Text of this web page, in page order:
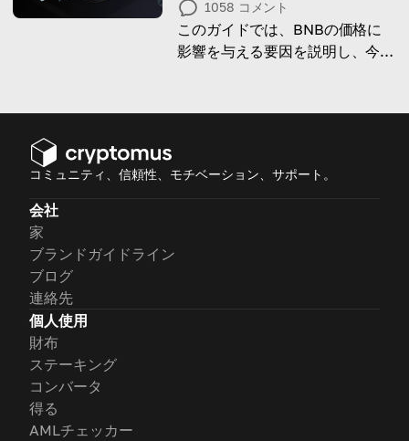
1058 コメント
このガイドでは、BNBの価格に
影響を与える要因を説明し、今後
コミュニティ、信頼性、モチベーション、サポート。
会社
家
ブランドガイドライン
ブログ
連絡先
個人使用
財布
ステーキング
コンバータ
得る
AMLチェッカー